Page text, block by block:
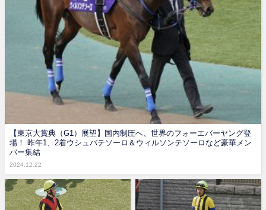
【東京大賞典（G1）展望】国内制圧へ、世界のフォーエバーヤング登
場！ 昨年1、2着ウシュバテソーロ＆ウィルソンテソーロなど豪華メン
バー集結
2024.12.22